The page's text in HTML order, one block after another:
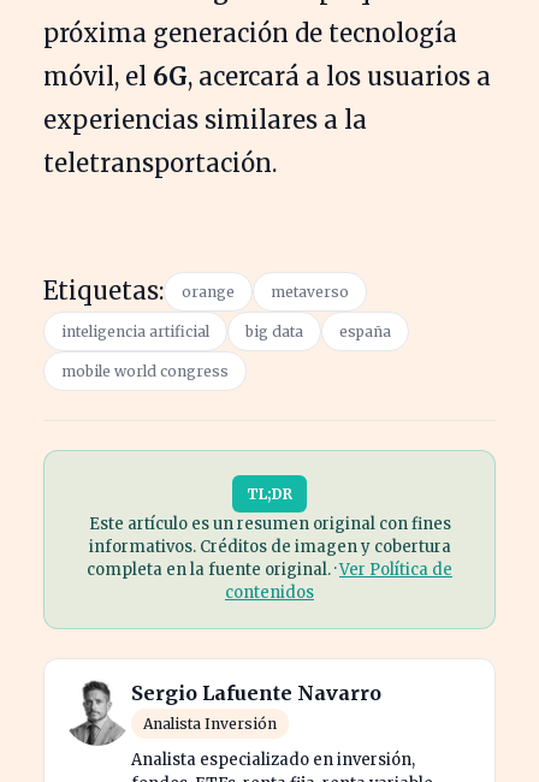
próxima generación de tecnología
móvil, el 6G, acercará a los usuarios a
experiencias similares a la
teletransportación.
Etiquetas: orange metaverso
inteligencia artificial big data españa
mobile world congress
TL;DR
Este artículo es un resumen original con fines
informativos. Créditos de imagen y cobertura
completa en la fuente original. ·Ver Política de
contenidos
Sergio Lafuente Navarro
Analista Inversión
Analista especializado en inversión,